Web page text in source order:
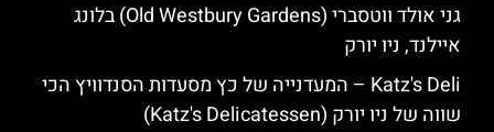
גני אולד ווטסברי (Old Westbury Gardens) בלונג
איילנד, ניו יורק
Katz's Deli – המעדנייה של כץ מסעדות הסנדוויץ הכי
שווה של ניו יורק (Katz's Delicatessen)